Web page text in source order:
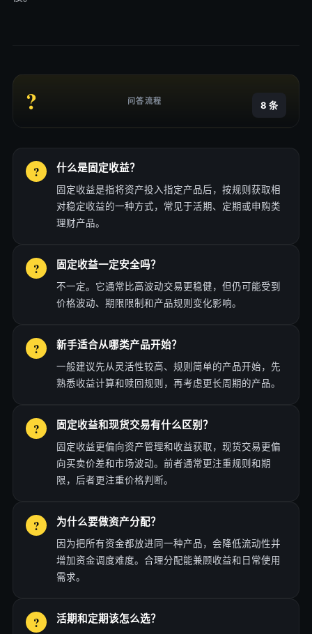
? 问答流程 8 条
什么是固定收益？
固定收益是指将资产投入指定产品后，按规则获取相
对稳定收益的一种方式，常见于活期、定期或申购类
理财产品。
固定收益一定安全吗？
不一定。它通常比高波动交易更稳健，但仍可能受到
价格波动、期限限制和产品规则变化影响。
新手适合从哪类产品开始？
一般建议先从灵活性较高、规则简单的产品开始，先
熟悉收益计算和赎回规则，再考虑更长周期的产品。
固定收益和现货交易有什么区别？
固定收益更偏向资产管理和收益获取，现货交易更偏
向买卖价差和市场波动。前者通常更注重规则和期
限，后者更注重价格判断。
为什么要做资产分配？
因为把所有资金都放进同一种产品，会降低流动性并
增加资金调度难度。合理分配能兼顾收益和日常使用
需求。
活期和定期该怎么选？